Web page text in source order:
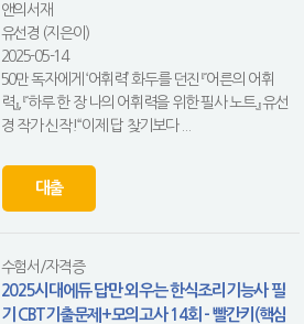
앤의서재
유선경 (지은이)
2025-05-14
50만 독자에게 ‘어휘력’ 화두를 던진 『어른의 어휘
력』, 『하루 한 장 나의 어휘력을 위한 필사 노트』 유선
경 작가 신작!“이제 답 찾기보다 ...
대출
수험서/자격증
2025시대에듀 답만 외우는 한식조리기능사 필
기 CBT기출문제+모의고사 14회 - 빨간키(핵심